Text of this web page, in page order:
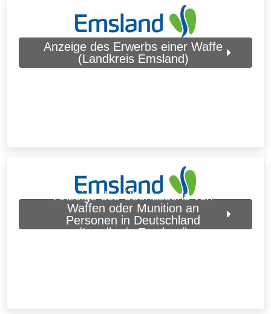
Anzeige des Erwerbs einer Waffe
(Landkreis Emsland)
Anzeige des Überlassens von
Waffen oder Munition an
Personen in Deutschland
(Landkreis Emsland)